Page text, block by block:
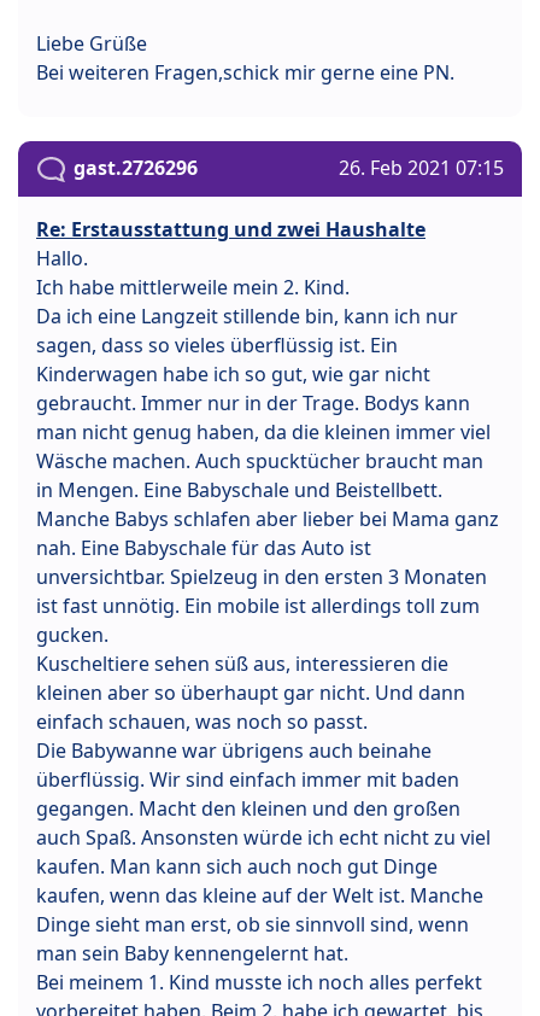
Liebe Grüße
Bei weiteren Fragen,schick mir gerne eine PN.
gast.2726296 26. Feb 2021 07:15
Re: Erstausstattung und zwei Haushalte
Hallo.
Ich habe mittlerweile mein 2. Kind.
Da ich eine Langzeit stillende bin, kann ich nur
sagen, dass so vieles überflüssig ist. Ein
Kinderwagen habe ich so gut, wie gar nicht
gebraucht. Immer nur in der Trage. Bodys kann
man nicht genug haben, da die kleinen immer viel
Wäsche machen. Auch spucktücher braucht man
in Mengen. Eine Babyschale und Beistellbett.
Manche Babys schlafen aber lieber bei Mama ganz
nah. Eine Babyschale für das Auto ist
unversichtbar. Spielzeug in den ersten 3 Monaten
ist fast unnötig. Ein mobile ist allerdings toll zum
gucken.
Kuscheltiere sehen süß aus, interessieren die
kleinen aber so überhaupt gar nicht. Und dann
einfach schauen, was noch so passt.
Die Babywanne war übrigens auch beinahe
überflüssig. Wir sind einfach immer mit baden
gegangen. Macht den kleinen und den großen
auch Spaß. Ansonsten würde ich echt nicht zu viel
kaufen. Man kann sich auch noch gut Dinge
kaufen, wenn das kleine auf der Welt ist. Manche
Dinge sieht man erst, ob sie sinnvoll sind, wenn
man sein Baby kennengelernt hat.
Bei meinem 1. Kind musste ich noch alles perfekt